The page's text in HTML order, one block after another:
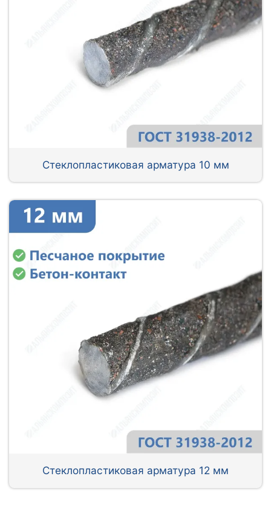
Стеклопластиковая арматура 10 мм
Стеклопластиковая арматура 12 мм